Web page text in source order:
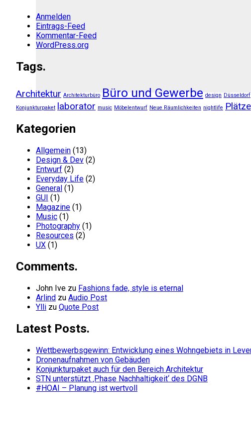
Anmelden
Eintrags-Feed
Kommentar-Feed
WordPress.org
Tags.
Architektur Architekturbüro Büro und Gewerbe design Düsseldorf
Konjunkturpaket laborator music Möbelentwurf Neue Räumlichkeiten nightlife Plätze
Kategorien
Allgemein (13)
Design & Dev (2)
Entwurf (2)
Everyday Life (2)
General (1)
GUI (1)
Magazine (1)
Music (1)
Photography (1)
Resources (2)
UX (1)
Comments.
John Ive zu Fashions fade, style is eternal
Arlind zu Audio Post
Ylli zu Quote Post
Latest Posts.
Wettbewerbsgewinn: Entwicklung eines Wohngebiets in
Dronenaufnahmen von Gebäuden
Konjunkturpaket auch für den Bereich Architektur
STN unterstützt ‚Phase Nachhaltigkeit‘ des DGNB
#HOAI – Planung ist wertvoll